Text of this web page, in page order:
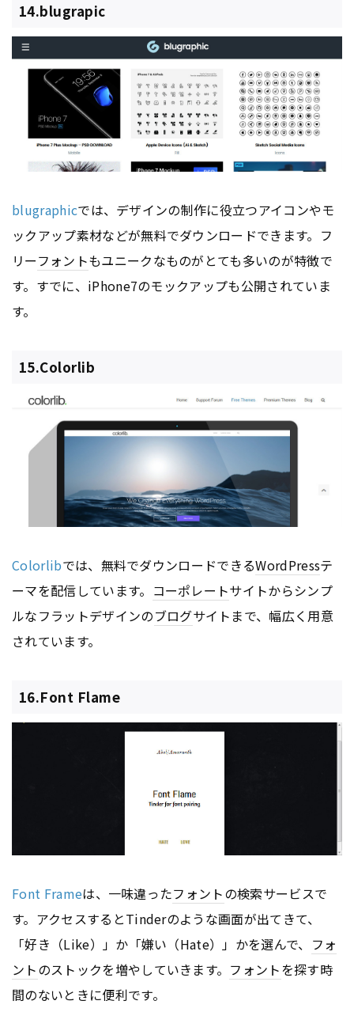
14.blugrapic
blugraphicでは、デザインの制作に役立つアイコンやモ
ックアップ素材などが無料でダウンロードできます。フ
リーフォントもユニークなものがとても多いのが特徴で
す。すでに、iPhone7のモックアップも公開されていま
す。
15.Colorlib
Colorlibでは、無料でダウンロードできるWordPressテ
ーマを配信しています。 コーポレートサイトからシンプ
ルなフラットデザインのブログサイトまで、幅広く用意
されています。
16.Font Flame
Font Frameは、一味違ったフォントの検索サービスで
す。アクセスするとTinderのような画面が出てきて、
「好き（Like）」か「嫌い（Hate）」かを選んで、 フォ
ントのストックを増やしていきます。 フォントを探す時
間のないときに便利です。